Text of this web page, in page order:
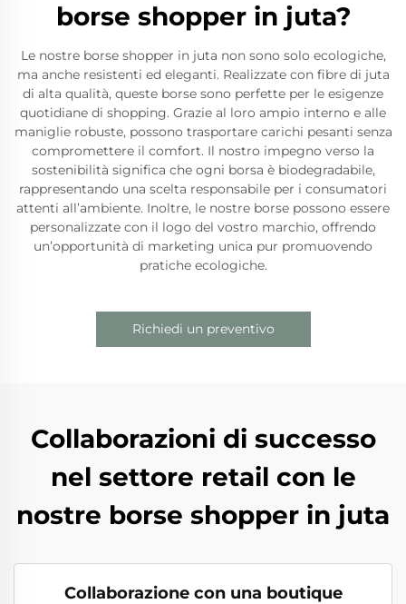
borse shopper in juta?
Le nostre borse shopper in juta non sono solo ecologiche,
ma anche resistenti ed eleganti. Realizzate con fibre di juta
di alta qualità, queste borse sono perfette per le esigenze
quotidiane di shopping. Grazie al loro ampio interno e alle
maniglie robuste, possono trasportare carichi pesanti senza
compromettere il comfort. Il nostro impegno verso la
sostenibilità significa che ogni borsa è biodegradabile,
rappresentando una scelta responsabile per i consumatori
attenti all’ambiente. Inoltre, le nostre borse possono essere
personalizzate con il logo del vostro marchio, offrendo
un’opportunità di marketing unica pur promuovendo
pratiche ecologiche.
Richiedi un preventivo
Collaborazioni di successo
nel settore retail con le
nostre borse shopper in juta
Collaborazione con una boutique